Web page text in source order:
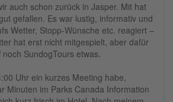
auch schon zurück in Jasper. Mit hat
gefallen. Es war lustig, informativ und
Wetter, Stopp-Wünsche etc. reagiert –
hat erst nicht mitgespielt, aber dafür
SundogTours etwas.
Uhr ein kurzes Meeting habe,
Minuten im Parks Canada Information